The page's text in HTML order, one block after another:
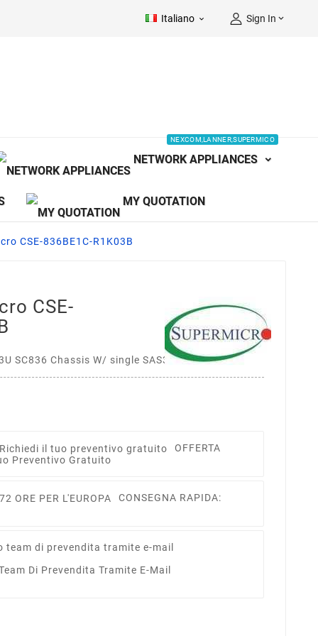
Italiano  Sign In 
NETWORK APPLIANCES
NEXCOM,LANNER,SUPERMICO
MY QUOTATION
CSE-836BE1C-R1K03B
CSE-
SC836 Chassis W/ single SAS3 Expander
OFFERTA
Preventivo Gratuito
CONSEGNA RAPIDA:
Di Prevendita Tramite E-Mail